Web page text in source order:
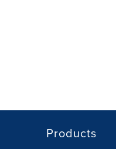
Products